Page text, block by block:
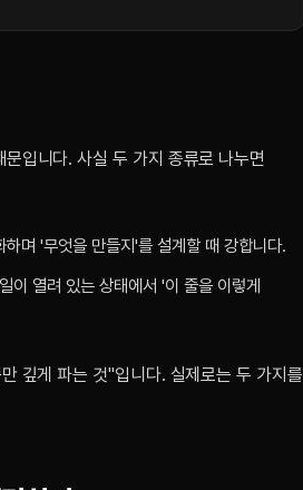
입니다. 사실 두 가지 종류로 나누면
'무엇을 만들지'를 설계할 때 강합니다.
열려 있는 상태에서 '이 줄을 이렇게
깊게 파는 것"입니다. 실제로는 두 가지를